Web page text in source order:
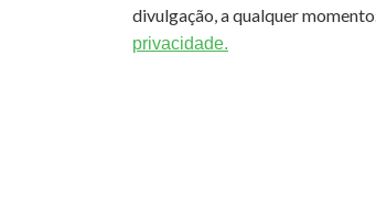
divulgação, a qualquer
privacidade.